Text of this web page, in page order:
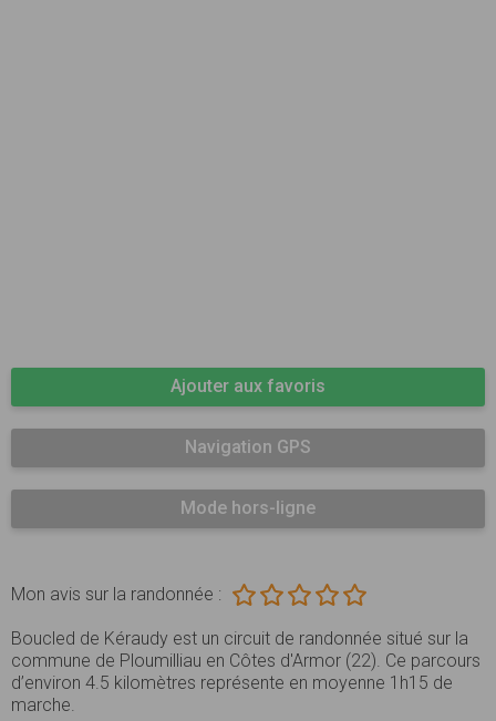
Ajouter aux favoris
Navigation GPS
Mode hors-ligne
Mon avis sur la randonnée :
Boucled de Kéraudy est un circuit de randonnée situé sur la
commune de Ploumilliau en Côtes d'Armor (22). Ce parcours
d’environ 4.5 kilomètres représente en moyenne 1h15 de
marche.